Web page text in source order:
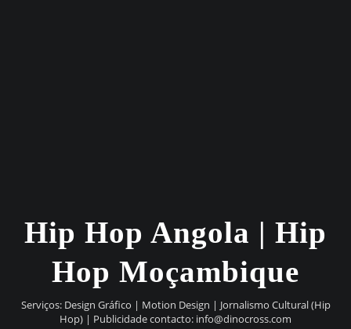
Hip Hop Angola | Hip
Hop Moçambique
Serviços: Design Gráfico | Motion Design | Jornalismo Cultural (Hip
Hop) | Publicidade contacto: info@dinocross.com